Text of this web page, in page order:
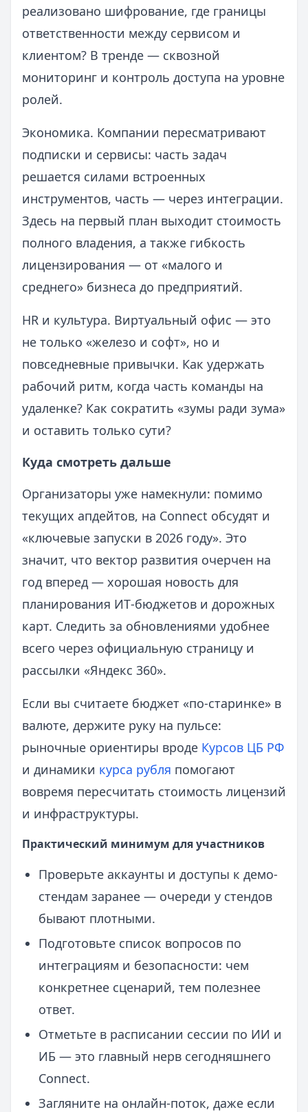
реализовано шифрование, где границы
ответственности между сервисом и
клиентом? В тренде — сквозной
мониторинг и контроль доступа на уровне
ролей.
Экономика. Компании пересматривают
подписки и сервисы: часть задач
решается силами встроенных
инструментов, часть — через интеграции.
Здесь на первый план выходит стоимость
полного владения, а также гибкость
лицензирования — от «малого и
среднего» бизнеса до предприятий.
HR и культура. Виртуальный офис — это
не только «железо и софт», но и
повседневные привычки. Как удержать
рабочий ритм, когда часть команды на
удаленке? Как сократить «зумы ради зума»
и оставить только сути?
Куда смотреть дальше
Организаторы уже намекнули: помимо
текущих апдейтов, на Connect обсудят и
«ключевые запуски в 2026 году». Это
значит, что вектор развития очерчен на
год вперед — хорошая новость для
планирования ИТ‑бюджетов и дорожных
карт. Следить за обновлениями удобнее
всего через официальную страницу и
рассылки «Яндекс 360».
Если вы считаете бюджет «по‑старинке» в
валюте, держите руку на пульсе:
рыночные ориентиры вроде Курсов ЦБ РФ
и динамики курса рубля помогают
вовремя пересчитать стоимость лицензий
и инфраструктуры.
Практический минимум для участников
Проверьте аккаунты и доступы к демо-
стендам заранее — очереди у стендов
бывают плотными.
Подготовьте список вопросов по
интеграциям и безопасности: чем
конкретнее сценарий, тем полезнее
ответ.
Отметьте в расписании сессии по ИИ и
ИБ — это главный нерв сегодняшнего
Connect.
Загляните на онлайн‑поток, даже если